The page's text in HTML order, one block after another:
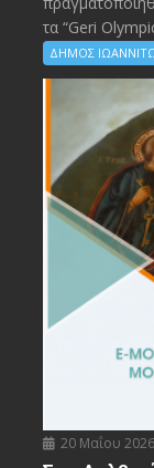
τα “Geri
ΔΗΜΟΣ
20 Μαΐου 2026